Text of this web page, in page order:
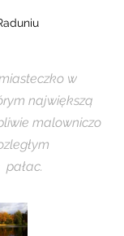
w
największą
malowniczo